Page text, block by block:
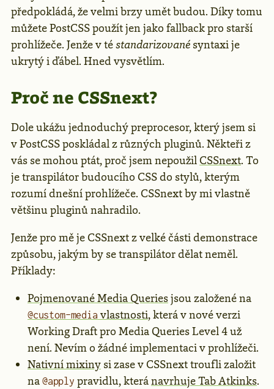
předpokládá, že velmi brzy umět budou. Díky tomu
můžete PostCSS použít jen jako fallback pro starší
prohlížeče. Jenže v téstandarizované syntaxi je
ukrytý i ďábel. Hned vysvětlím.
Proč ne CSSnext?
Dole ukážu jednoduchý preprocesor, který jsem si
v PostCSS poskládal z různých pluginů. Někteři z
vás se mohou ptát, proč jsem nepoužilCSSnext. To
je transpilátor budoucího CSS do stylů, kterým
rozumí dnešní prohlížeče. CSSnext by mi vlastně
většinu pluginů nahradilo.
Jenže pro mě je CSSnext z velké části demonstrace
způsobu, jakým by se transpilátor dělat neměl.
Příklady:
Pojmenované Media Queriesjsou založené na
@custom-media vlastnosti, která v nové verzi
Working Draft pro Media Queries Level 4 už
není. Nevím o žádné implementaci v prohlížeči.
Nativní mixiny si zase v CSSnext troufli založit
na @apply pravidlu, kteránavrhuje Tab Atkinks.